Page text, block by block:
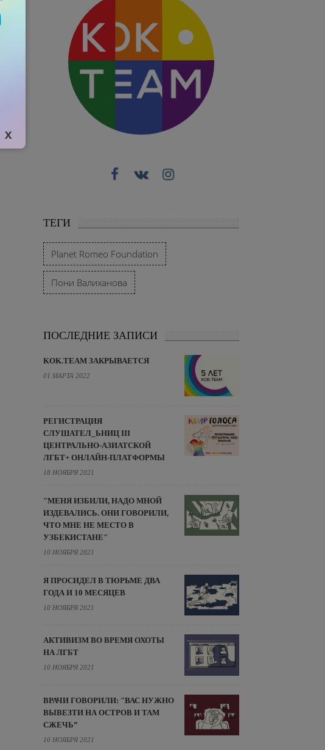
ТЕГИ
Planet Romeo Foundation
Пони Валиханова
ПОСЛЕДНИЕ ЗАПИСИ
KOK.TEAM ЗАКРЫВАЕТСЯ
01 МАРТА 2022
РЕГИСТРАЦИЯ
СЛУШАТЕЛ_ЬНИЦ III
ЦЕНТРАЛЬНО-АЗИАТСКОЙ
ЛГБТ+ ОНЛАЙН-ПЛАТФОРМЫ
18 НОЯБРЯ 2021
"МЕНЯ ИЗБИЛИ, НАДО МНОЙ
ИЗДЕВАЛИСЬ. ОНИ ГОВОРИЛИ,
ЧТО МНЕ НЕ МЕСТО В
УЗБЕКИСТАНЕ"
10 НОЯБРЯ 2021
Я ПРОСИДЕЛ В ТЮРЬМЕ ДВА
ГОДА И 10 МЕСЯЦЕВ
10 НОЯБРЯ 2021
АКТИВИЗМ ВО ВРЕМЯ ОХОТЫ
НА ЛГБТ
10 НОЯБРЯ 2021
ВРАЧИ ГОВОРИЛИ: "ВАС НУЖНО
ВЫВЕЗТИ НА ОСТРОВ И ТАМ
СЖЕЧЬ”
10 НОЯБРЯ 2021